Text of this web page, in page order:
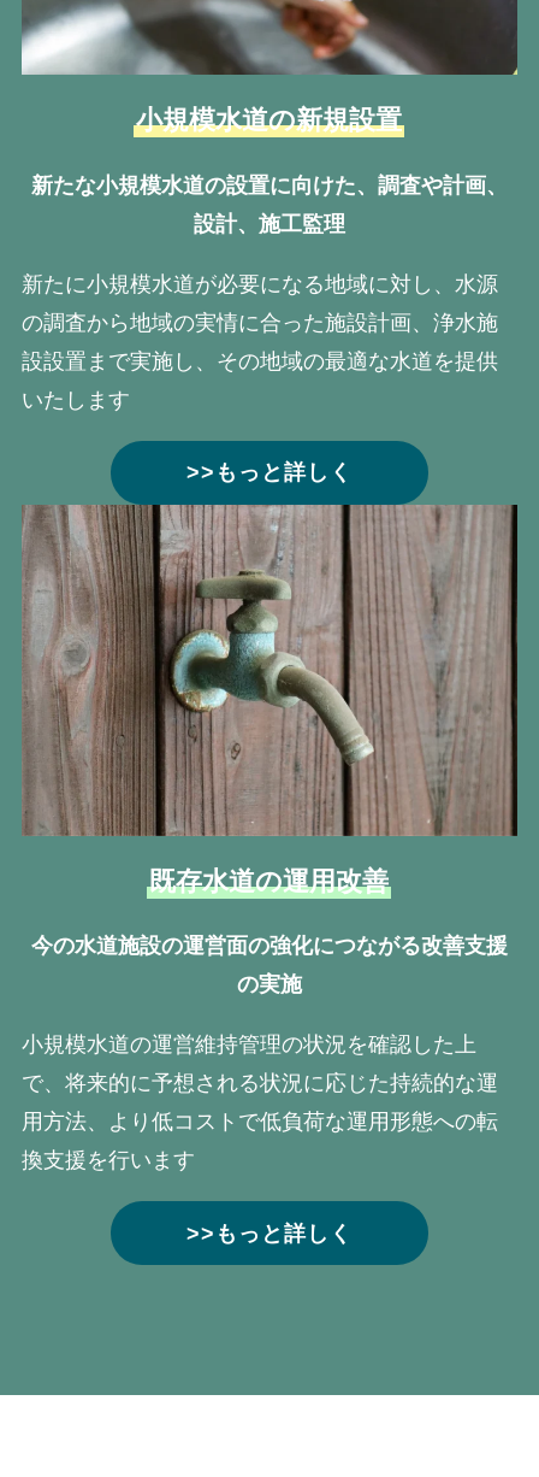
小規模水道の新規設置
新たな小規模水道の設置に向けた、調査や計画、
設計、施工監理
新たに小規模水道が必要になる地域に対し、水源
の調査から地域の実情に合った施設計画、浄水施
設設置まで実施し、その地域の最適な水道を提供
いたします
>>もっと詳しく
既存水道の運用改善
今の水道施設の運営面の強化につながる改善支援
の実施
小規模水道の運営維持管理の状況を確認した上
で、将来的に予想される状況に応じた持続的な運
用方法、より低コストで低負荷な運用形態への転
換支援を行います
>>もっと詳しく